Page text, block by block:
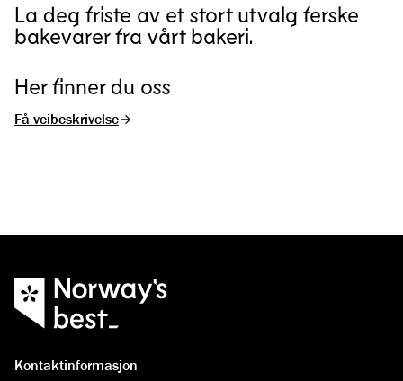
La deg friste av et stort utvalg ferske
bakevarer fra vårt bakeri.
Her finner du oss
Få veibeskrivelse
Kontaktinformasjon